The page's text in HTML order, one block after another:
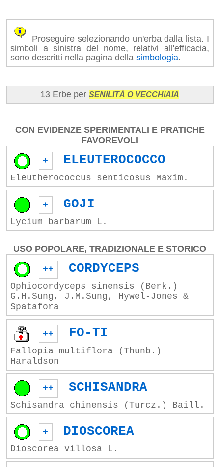
Proseguire selezionando un'erba dalla lista. I
simboli a sinistra del nome, relativi all'efficacia,
sono descritti nella pagina dellasimbologia.
13 Erbe per SENILITÀ O VECCHIAIA
CON EVIDENZE SPERIMENTALI E PRATICHE
FAVOREVOLI
+ ELEUTEROCOCCO
Eleutherococcus senticosus Maxim.
+ GOJI
Lycium barbarum L.
USO POPOLARE, TRADIZIONALE E STORICO
++ CORDYCEPS
Ophiocordyceps sinensis (Berk.)
G.H.Sung, J.M.Sung, Hywel-Jones &
Spatafora
++ FO-TI
Fallopia multiflora (Thunb.)
Haraldson
++ SCHISANDRA
Schisandra chinensis (Turcz.) Baill.
+ DIOSCOREA
Dioscorea villosa L.